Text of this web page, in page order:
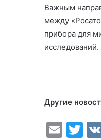
Важным
между
прибора для
Другие
E
T